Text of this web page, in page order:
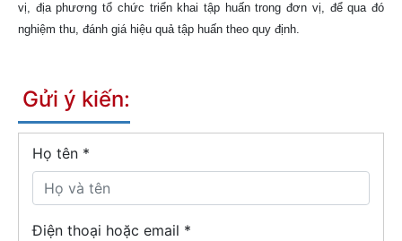
vị, địa phương tổ chức triển khai tập huấn trong đơn vị, để qua đó
nghiệm thu, đánh giá hiệu quả tập huấn theo quy định.
Gửi ý kiến:
Họ tên *
Điện thoại hoặc email *